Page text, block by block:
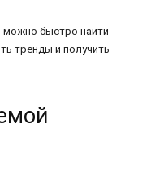
можно быстро найти
тренды и получить